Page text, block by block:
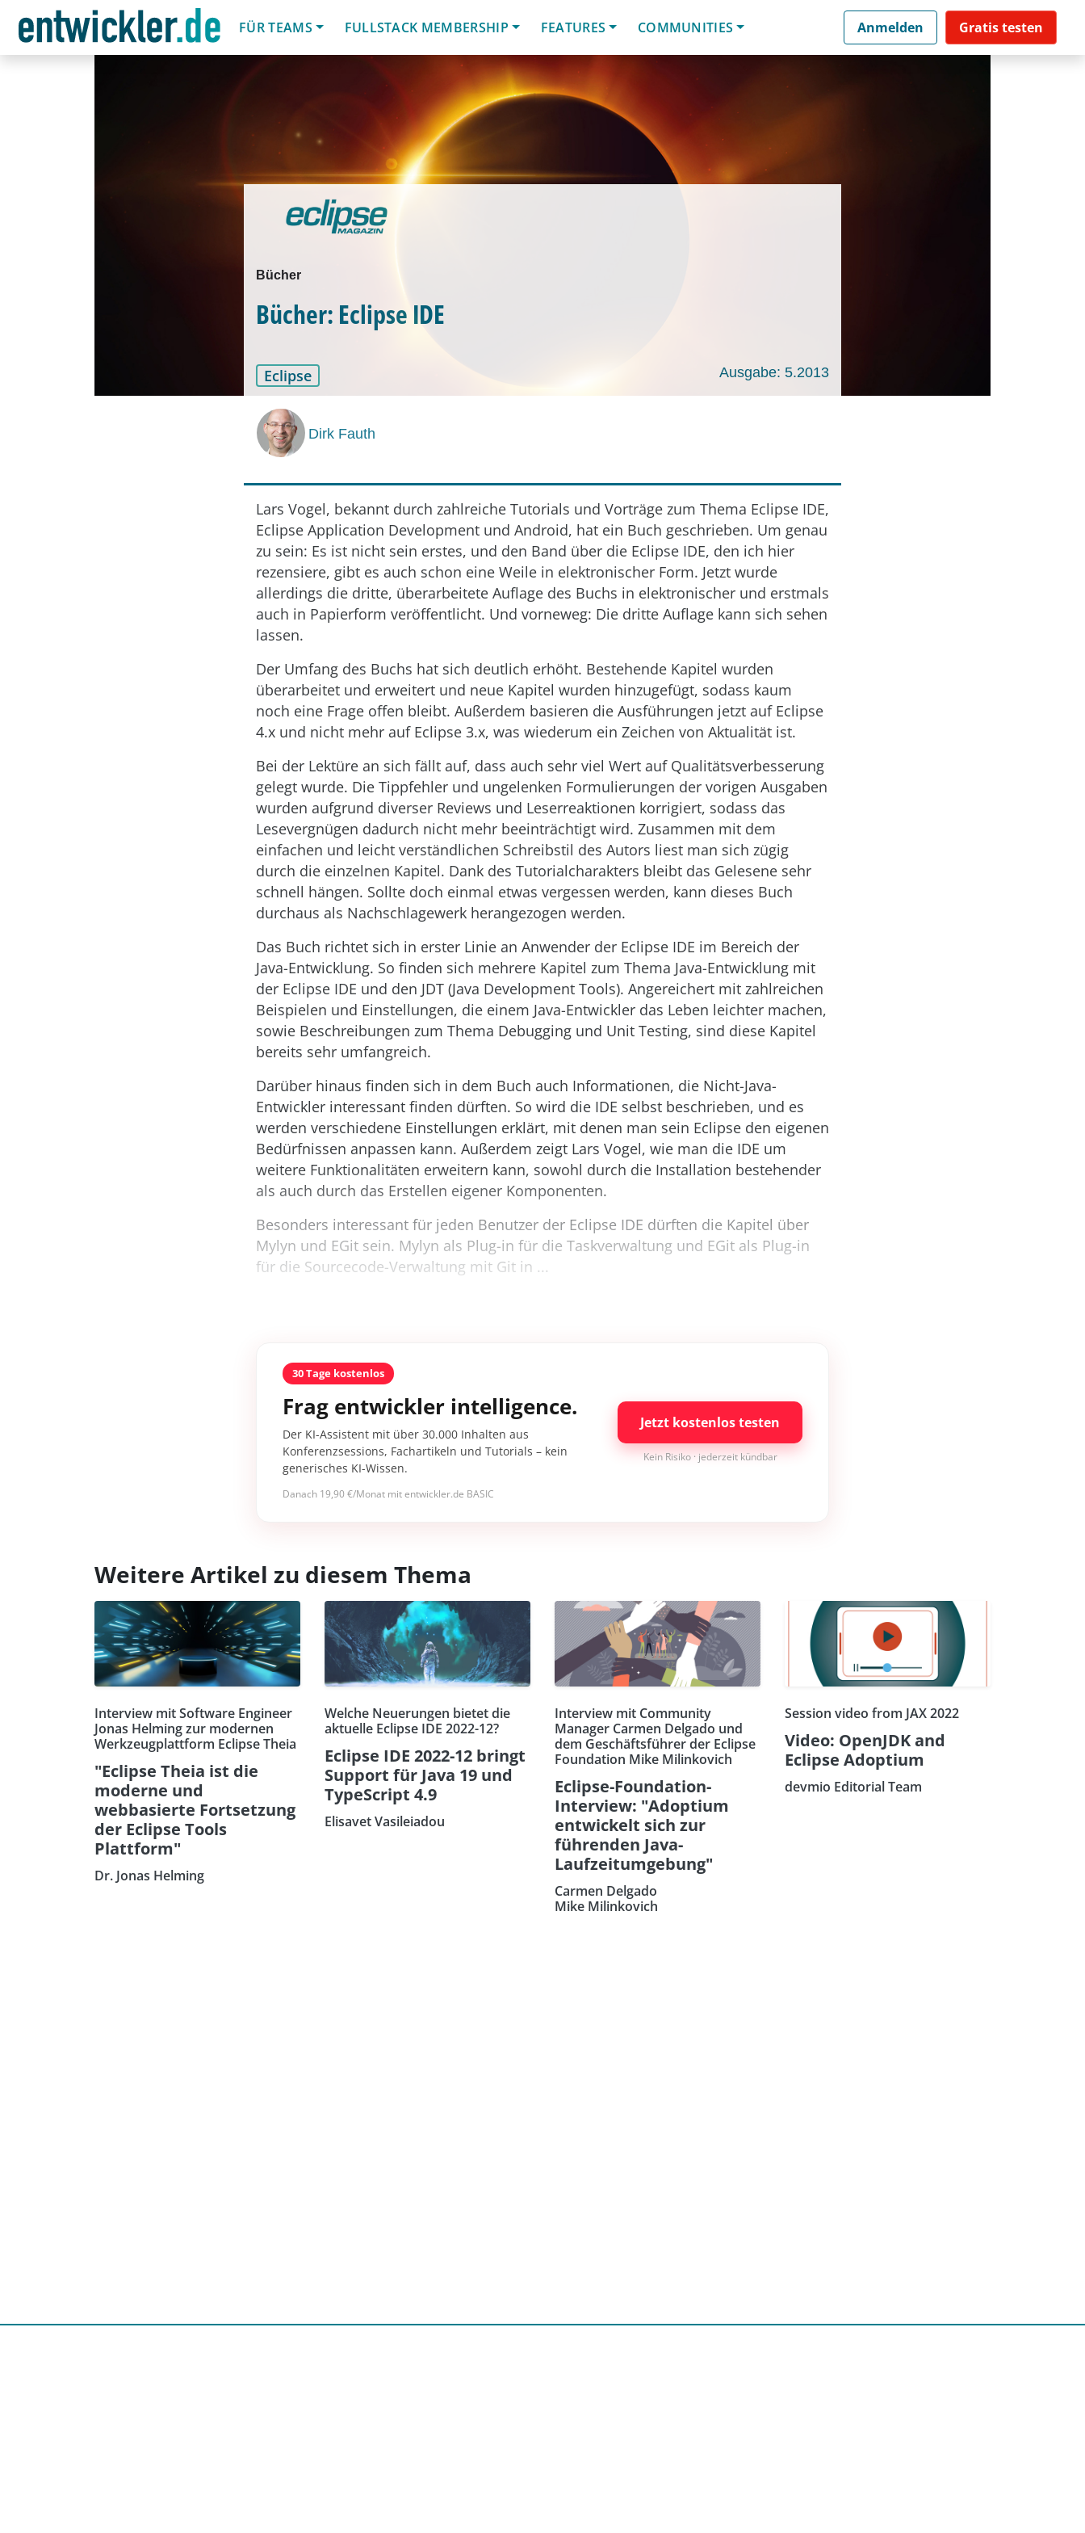
FÜR TEAMS
FULLSTACK MEMBERSHIP FEATURES COMMUNITIES Anmelden Gratis testen
Bücher
Bücher: Eclipse IDE
Eclipse Ausgabe: 5.2013
Dirk Fauth
Lars Vogel, bekannt durch zahlreiche Tutorials und Vorträge zum Thema Eclipse IDE,
Eclipse Application Development und Android, hat ein Buch geschrieben. Um genau
zu sein: Es ist nicht sein erstes, und den Band über die Eclipse IDE, den ich hier
rezensiere, gibt es auch schon eine Weile in elektronischer Form. Jetzt wurde
allerdings die dritte, überarbeitete Auflage des Buchs in elektronischer und erstmals
auch in Papierform veröffentlicht. Und vorneweg: Die dritte Auflage kann sich sehen
lassen.
Der Umfang des Buchs hat sich deutlich erhöht. Bestehende Kapitel wurden
überarbeitet und erweitert und neue Kapitel wurden hinzugefügt, sodass kaum
noch eine Frage offen bleibt. Außerdem basieren die Ausführungen jetzt auf Eclipse
4.x und nicht mehr auf Eclipse 3.x, was wiederum ein Zeichen von Aktualität ist.
Bei der Lektüre an sich fällt auf, dass auch sehr viel Wert auf Qualitätsverbesserung
gelegt wurde. Die Tippfehler und ungelenken Formulierungen der vorigen Ausgaben
wurden aufgrund diverser Reviews und Leserreaktionen korrigiert, sodass das
Lesevergnügen dadurch nicht mehr beeinträchtigt wird. Zusammen mit dem
einfachen und leicht verständlichen Schreibstil des Autors liest man sich zügig
durch die einzelnen Kapitel. Dank des Tutorialcharakters bleibt das Gelesene sehr
schnell hängen. Sollte doch einmal etwas vergessen werden, kann dieses Buch
durchaus als Nachschlagewerk herangezogen werden.
Das Buch richtet sich in erster Linie an Anwender der Eclipse IDE im Bereich der
Java-Entwicklung. So finden sich mehrere Kapitel zum Thema Java-Entwicklung mit
der Eclipse IDE und den JDT (Java Development Tools). Angereichert mit zahlreichen
Beispielen und Einstellungen, die einem Java-Entwickler das Leben leichter machen,
sowie Beschreibungen zum Thema Debugging und Unit Testing, sind diese Kapitel
bereits sehr umfangreich.
Darüber hinaus finden sich in dem Buch auch Informationen, die Nicht-Java-
Entwickler interessant finden dürften. So wird die IDE selbst beschrieben, und es
werden verschiedene Einstellungen erklärt, mit denen man sein Eclipse den eigenen
Bedürfnissen anpassen kann. Außerdem zeigt Lars Vogel, wie man die IDE um
weitere Funktionalitäten erweitern kann, sowohl durch die Installation bestehender
als auch durch das Erstellen eigener Komponenten.
Besonders interessant für jeden Benutzer der Eclipse IDE dürften die Kapitel über
Mylyn und EGit sein. Mylyn als Plug-in für die Taskverwaltung und EGit als Plug-in
für die Sourcecode-Verwaltung mit Git in ...
30 Tage kostenlos
Frag entwickler intelligence.
Der KI-Assistent mit über 30.000 Inhalten aus
Konferenzsessions, Fachartikeln und Tutorials – kein
generisches KI-Wissen.
Danach 19,90 €/Monat mit entwickler.de BASIC
Jetzt kostenlos testen
Kein Risiko · jederzeit kündbar
Weitere Artikel zu diesem Thema
Interview mit Software Engineer
Jonas Helming zur modernen
Werkzeugplattform Eclipse Theia
"Eclipse Theia ist die
moderne und
webbasierte Fortsetzung
der Eclipse Tools
Plattform"
Dr. Jonas Helming
Welche Neuerungen bietet die
aktuelle Eclipse IDE 2022-12?
Eclipse IDE 2022-12 bringt
Support für Java 19 und
TypeScript 4.9
Elisavet Vasileiadou
Interview mit Community
Manager Carmen Delgado und
dem Geschäftsführer der Eclipse
Foundation Mike Milinkovich
Eclipse-Foundation-
Interview: "Adoptium
entwickelt sich zur
führenden Java-
Laufzeitumgebung"
Carmen Delgado
Mike Milinkovich
Session video from JAX 2022
Video: OpenJDK and
Eclipse Adoptium
devmio Editorial Team